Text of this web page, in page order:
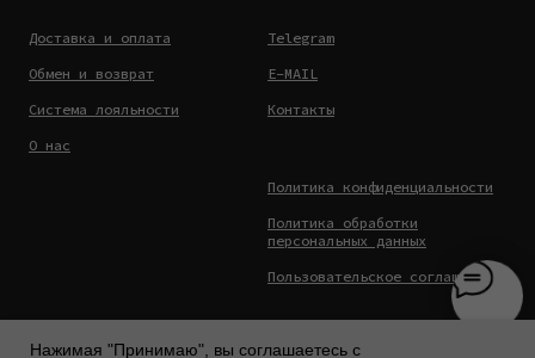
Доставка и оплата
Обмен и возврат
Система лояльности
О нас
Telegram
E-MAIL
Контакты
Политика конфиденциальности
Политика обработки
персональных данных
Пользовательское соглашение
Нажимая "Принимаю", вы соглашаетесь с